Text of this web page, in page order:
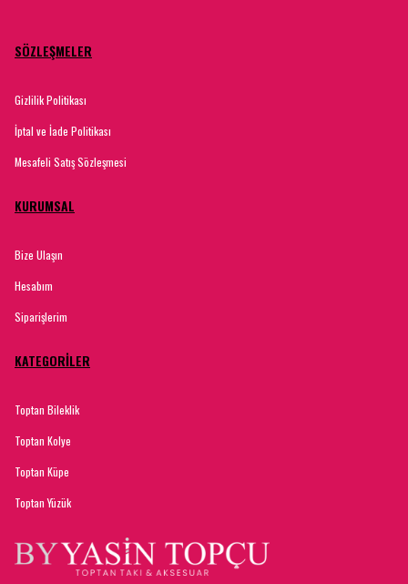
SÖZLEŞMELER
Gizlilik Politikası
İptal ve İade Politikası
Mesafeli Satış Sözleşmesi
KURUMSAL
Bize Ulaşın
Hesabım
Siparişlerim
KATEGORİLER
Toptan Bileklik
Toptan Kolye
Toptan Küpe
Toptan Yüzük